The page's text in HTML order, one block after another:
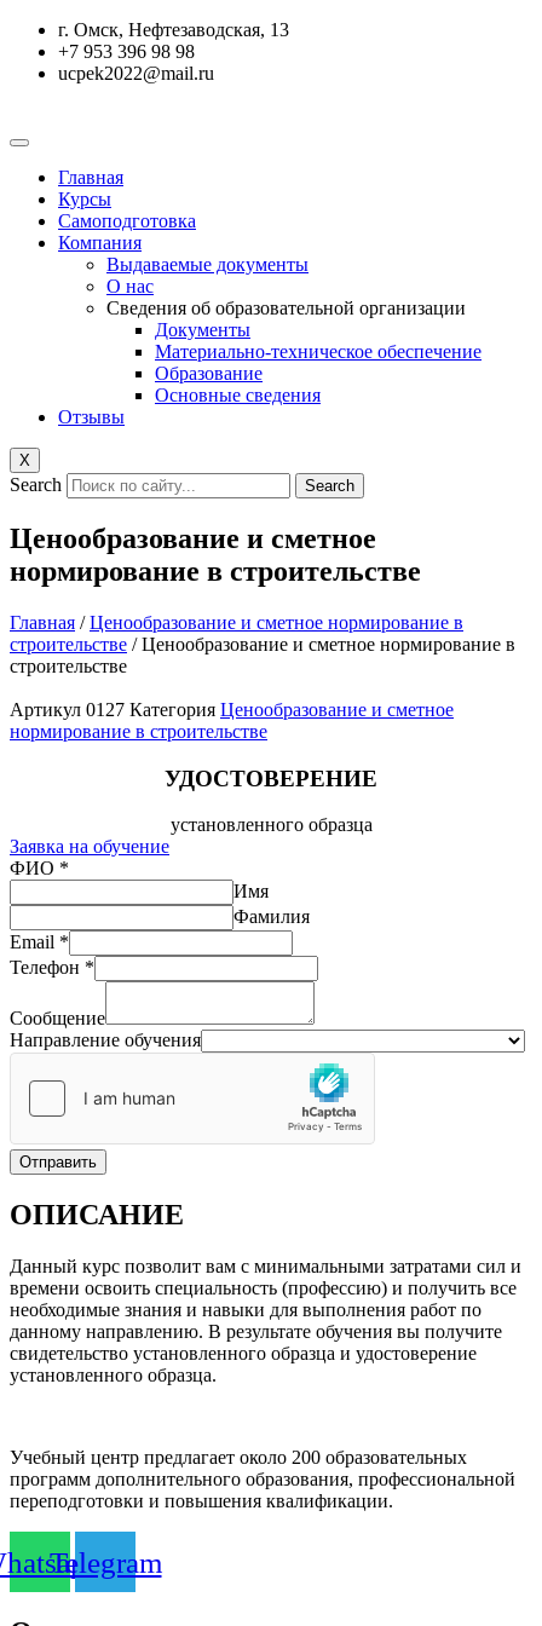
Перейти
содержимому
г. Омск, Нефтезаводская, 13
+7 953 396 98 98
ucpek2022@mail.ru
Главная
Курсы
Самоподготовка
Компания
Выдаваемые документы
О нас
Сведения об образовательной организации
Документы
Материально-техническое обеспечение
Образование
Основные сведения
Отзывы
X
Search Search
Ценообразование и сметное
нормирование в строительстве
Главная /Ценообразование и сметное нормирование в
строительстве / Ценообразование и сметное нормирование в
строительстве
Артикул 0127 Категория Ценообразование и сметное
нормирование в строительстве
УДОСТОВЕРЕНИЕ
установленного образца
Заявка на обучение
ФИО *
Имя
Фамилия
Email *
Телефон *
Сообщение
Направление обучения
Отправить
ОПИСАНИЕ
Данный курс позволит вам с минимальными затратами сил и
времени освоить специальность (профессию) и получить все
необходимые знания и навыки для выполнения работ по
данному направлению. В результате обучения вы получите
свидетельство установленного образца и удостоверение
установленного образца.
Учебный центр предлагает около 200 образовательных
программ дополнительного образования, профессиональной
переподготовки и повышения квалификации.
Telegram